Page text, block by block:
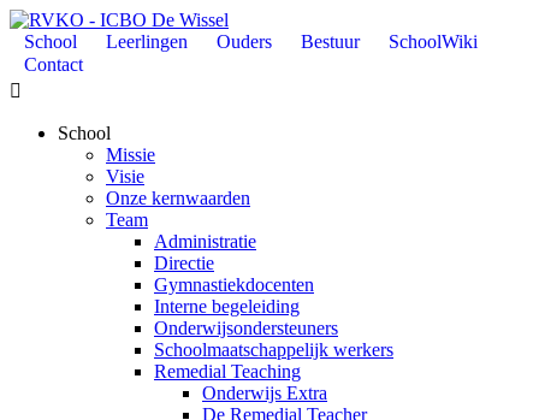
School Leerlingen Ouders Bestuur
SchoolWiki
Contact

School
Missie
Visie
Onze kernwaarden
Team
Administratie
Directie
Gymnastiekdocenten
Interne begeleiding
Onderwijsondersteuners
Schoolmaatschappelijk werkers
Remedial Teaching
Onderwijs Extra
De Remedial Teacher